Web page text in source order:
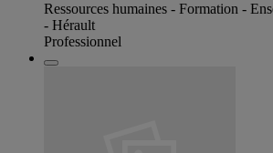
Ressources humaines - Formation -
- Hérault
Professionnel